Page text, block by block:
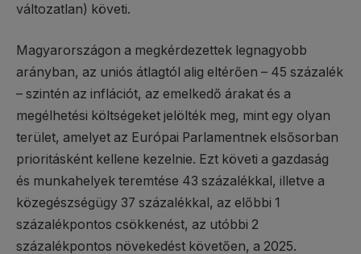
változatlan) követi.
Magyarországon a megkérdezettek legnagyobb
arányban, az uniós átlagtól alig eltérően – 45 százalék
– szintén az inflációt, az emelkedő árakat és a
megélhetési költségeket jelölték meg, mint egy olyan
terület, amelyet az Európai Parlamentnek elsősorban
prioritásként kellene kezelnie. Ezt követi a gazdaság
és munkahelyek teremtése 43 százalékkal, illetve a
közegészségügy 37 százalékkal, az előbbi 1
százalékpontos csökkenést, az utóbbi 2
százalékpontos növekedést követően, a 2025.